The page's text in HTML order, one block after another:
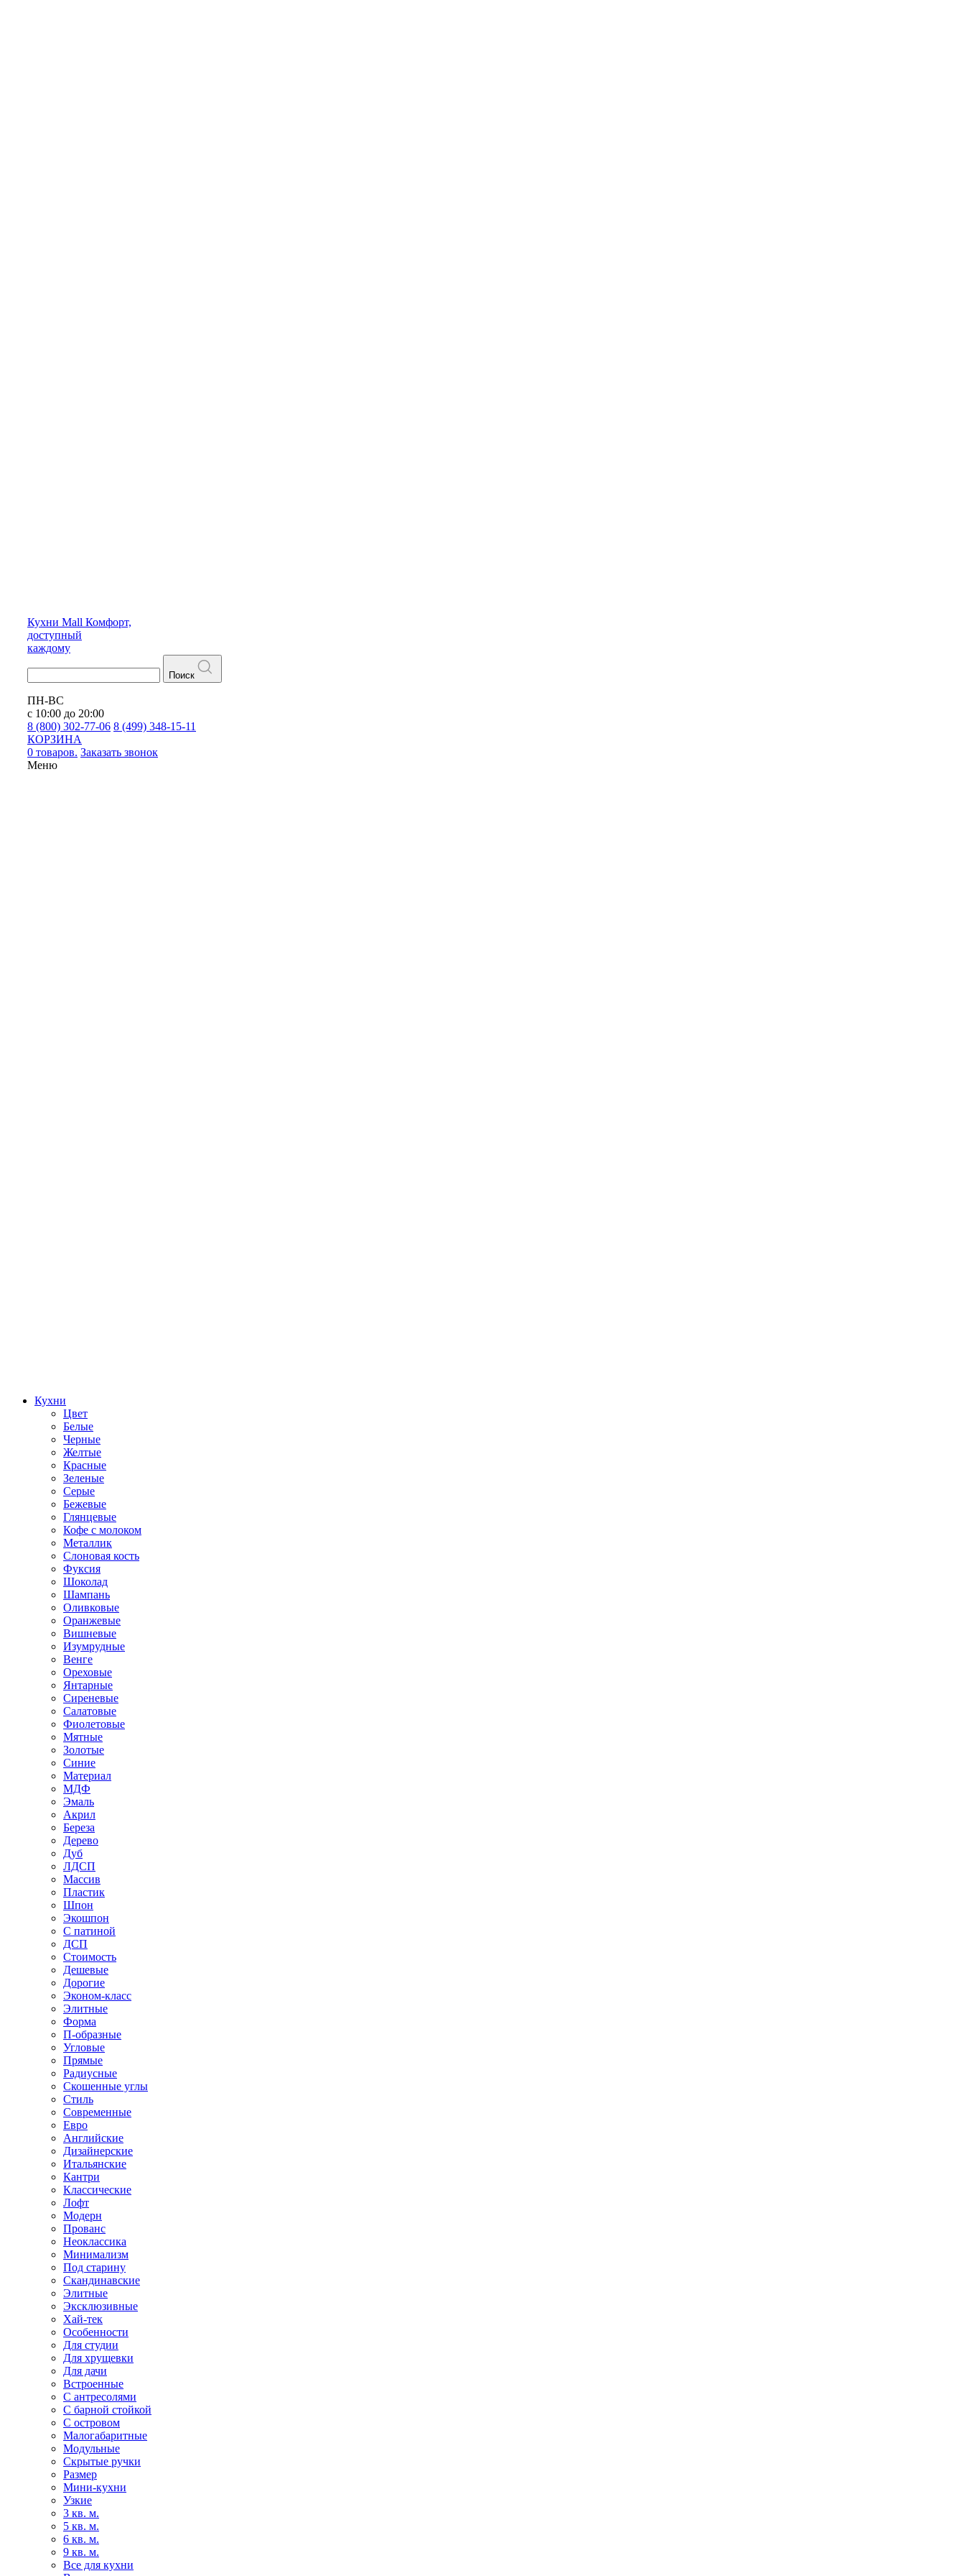
Кухни Mall Комфорт,
доступный
каждому
Поиск
ПН-ВС
с 10:00 до 20:00
8 (800) 302-77-06 8 (499) 348-15-11
КОРЗИНА
0 товаров. Заказать звонок
Меню
Кухни
Цвет
Белые
Черные
Желтые
Красные
Зеленые
Серые
Бежевые
Глянцевые
Кофе с молоком
Металлик
Слоновая кость
Фуксия
Шоколад
Шампань
Оливковые
Оранжевые
Вишневые
Изумрудные
Венге
Ореховые
Янтарные
Сиреневые
Салатовые
Фиолетовые
Мятные
Золотые
Синие
Материал
МДФ
Эмаль
Акрил
Береза
Дерево
Дуб
ЛДСП
Массив
Пластик
Шпон
Экошпон
С патиной
ДСП
Стоимость
Дешевые
Дорогие
Эконом-класс
Элитные
Форма
П-образные
Угловые
Прямые
Радиусные
Скошенные углы
Стиль
Современные
Евро
Английские
Дизайнерские
Итальянские
Кантри
Классические
Лофт
Модерн
Прованс
Неоклассика
Минимализм
Под старину
Скандинавские
Элитные
Эксклюзивные
Хай-тек
Особенности
Для студии
Для хрущевки
Для дачи
Встроенные
С антресолями
С барной стойкой
С островом
Малогабаритные
Модульные
Скрытые ручки
Размер
Мини-кухни
Узкие
3 кв. м.
5 кв. м.
6 кв. м.
9 кв. м.
Все для кухни